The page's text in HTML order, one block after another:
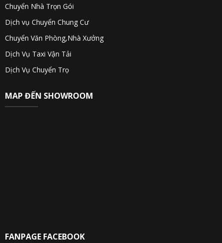
Chuyển Nhà Trọn Gói
Dịch vụ Chuyển Chung Cư
Chuyển Văn Phòng,Nhà Xưởng
Dịch Vụ Taxi Vận Tải
Dịch Vụ Chuyển Trọ
MAP ĐẾN SHOWROOM
FANPAGE FACEBOOK